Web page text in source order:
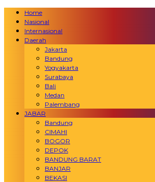
Home
Nasional
Internasional
Daerah
Jakarta
Bandung
Yogyakarta
Surabaya
Bali
Medan
Palembang
JABAR
Bandung
CIMAHI
BOGOR
DEPOK
BANDUNG BARAT
BANJAR
BEKASI